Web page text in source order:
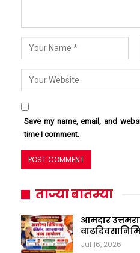
Save my name, email, and
time I comment.
ताज्या बातम्या
आमदार
Jul 16, 2026